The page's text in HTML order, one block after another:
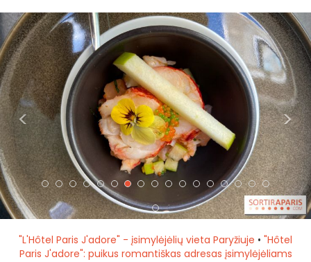
< >
"L'Hôtel Paris J'adore" - įsimylėjėlių vieta Paryžiuje • "Hôtel
Paris J'adore": puikus romantiškas adresas įsimylėjėliams